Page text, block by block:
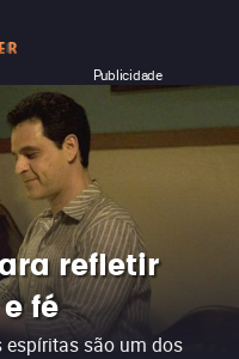
Publicidade
refletir
fé
são um dos